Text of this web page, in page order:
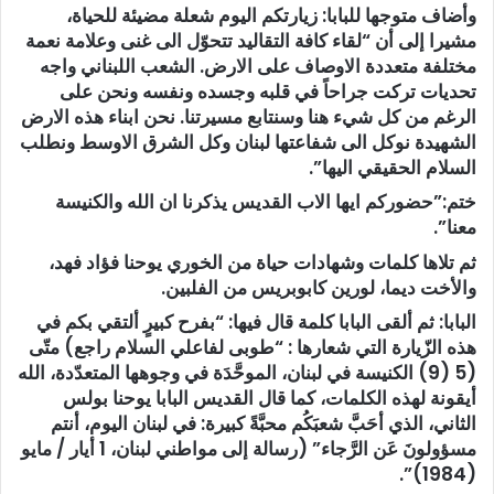
وأضاف متوجها للبابا: زيارتكم اليوم شعلة مضيئة للحياة،
مشيرا إلى أن “لقاء كافة التقاليد تتحوّل الى غنى وعلامة نعمة
مختلفة متعددة الاوصاف على الارض. الشعب اللبناني واجه
تحديات تركت جراحاً في قلبه وجسده ونفسه ونحن على
الرغم من كل شيء هنا وسنتابع مسيرتنا. نحن ابناء هذه الارض
الشهيدة نوكل الى شفاعتها لبنان وكل الشرق الاوسط ونطلب
السلام الحقيقي اليها”.
ختم:”حضوركم ايها الاب القديس يذكرنا ان الله والكنيسة
معنا”.
ثم تلاها كلمات وشهادات حياة من الخوري يوحنا فؤاد فهد،
والأخت ديما، لورين كابوبريس من الفلبين.
البابا: ثم ألقى البابا كلمة قال فيها: “بفرح كبيرٍ ألتقي بكم في
هذه الزّيارة التي شعارها : “طوبى لفاعلي السلام راجع) متّى
(5 (9) الكنيسة في لبنان، الموحَّدَة في وجوهها المتعدّدة، الله
أيقونة لهذه الكلمات، كما قال القديس البابا يوحنا بولس
الثاني، الذي أحَبَّ شعبَكُم محبَّةً كبيرة: في لبنان اليوم، أنتم
مسؤولونَ عَن الرَّجاء” (رسالة إلى مواطني لبنان، 1 أيار / مايو
(1984)”.